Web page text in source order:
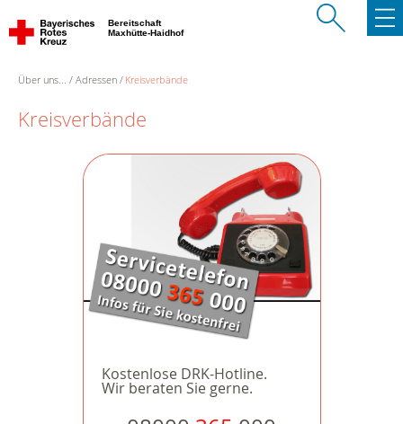
Bereitschaft
Maxhütte-Haidhof
Über uns... Adressen Kreisverbände
Kreisverbände
Kostenlose DRK-Hotline.
Wir beraten Sie gerne.